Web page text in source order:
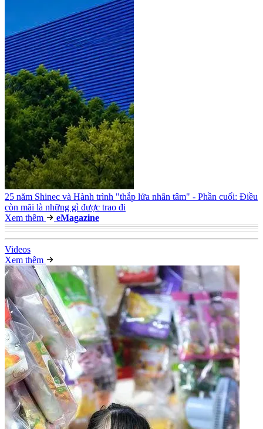
25 năm Shinec và Hành trình "thắp lửa nhân tâm" - Phần cuối: Điều
còn mãi là những gì được trao đi
Xem thêm
eMagazine
Videos
Xem thêm